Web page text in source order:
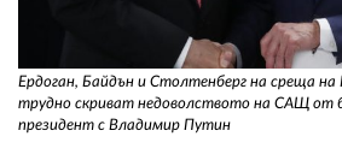
Ердоган, Байдън и Столтенберг на среща
трудно скриват недоволството на САЩ от
президент с Владимир Путин